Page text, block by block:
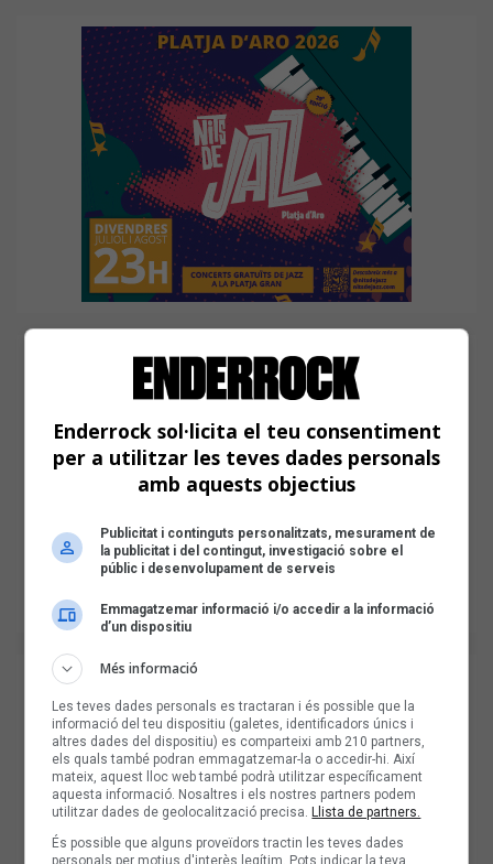
Enderrock sol·licita el teu consentiment
per a utilitzar les teves dades personals
amb aquests objectius
Publicitat i continguts personalitzats, mesurament de
la publicitat i del contingut, investigació sobre el
públic i desenvolupament de serveis
Emmagatzemar informació i/o accedir a la informació
d’un dispositiu
Més informació
Les teves dades personals es tractaran i és possible que la
informació del teu dispositiu (galetes, identificadors únics i
altres dades del dispositiu) es comparteixi amb 210 partners,
els quals també podran emmagatzemar-la o accedir-hi. Així
mateix, aquest lloc web també podrà utilitzar específicament
aquesta informació. Nosaltres i els nostres partners podem
utilitzar dades de geolocalització precisa.Llista de partners.
És possible que alguns proveïdors tractin les teves dades
personals per motius d'interès legítim. Pots indicar la teva